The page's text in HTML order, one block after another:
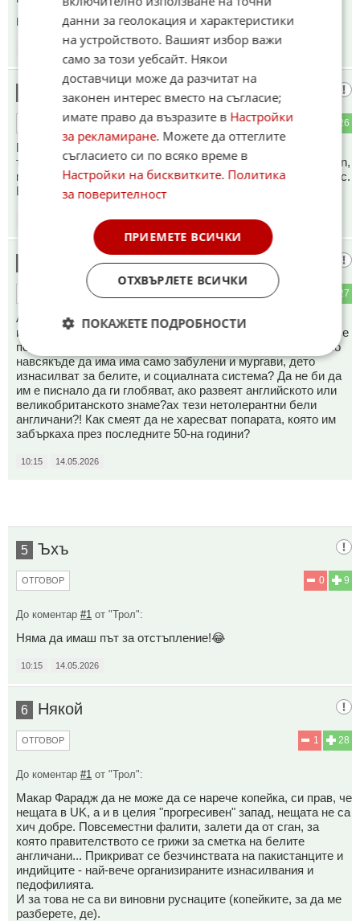
Коментиран от#10
14.05.2026
Анонимен
26
ОТГОВОР
Пф.. след педофилските скандали и натискането за
тотален контрол над интернет, забрана на впн, id verification,
масови фалити на общините... вкараха държавата в колапс.
Британците вече излизат с мотики!
27
А мисирките и управляващите (казвам им така, за да не
изполЗвам нетолерантен език) не се ли сещат защо така се
получава? Да не би на белия англичани н да му е писнало
навсякъде да има има само забулени и мургави, дето
изнасилват за белите, и социалната система? Да не би да
им е писнало да ги глобяват, ако развеят английското или
великобританското знаме?ах тези нетолерантни бели
англичани?! Как смеят да не харесват попарата, която им
забъркаха през последните 50-на години?
10:15 14.05.2026
5 Ъхъ
9
0
ОТГОВОР
До коментар #1 от "Трол":
Няма да имаш път за отстъпление!😂
10:15 14.05.2026
6 Някой
28
1
ОТГОВОР
До коментар #1 от "Трол":
Макар Фарадж да не може да се нарече копейка, си прав, че
нещата в UK, а и в целия "прогресивен" запад, нещата не са
хич добре. Повсеместни фалити, залети да от сган, за
която правителството се грижи за сметка на белите
англичани... Прикриват се безчинствата на пакистанците и
индийците - най-вече организираните изнасилвания и
педофилията.
И за това не са ви виновни руснаците (копейките, за да ме
разберете, де).
данни за геолокация и характеристики
на устройството. Вашият избор важи
само за този уебсайт. Някои
доставчици може да разчитат на
законен интерес вместо на съгласие;
имате право да възразите в Настройки
за рекламиране. Можете да оттеглите
съгласието си по всяко време в
Настройки на бисквитките. Политика
за поверителност
ПРИЕМЕТЕ ВСИЧКИ
ОТХВЪРЛЕТЕ ВСИЧКИ
ПОКАЖЕТЕ ПОДРОБНОСТИ